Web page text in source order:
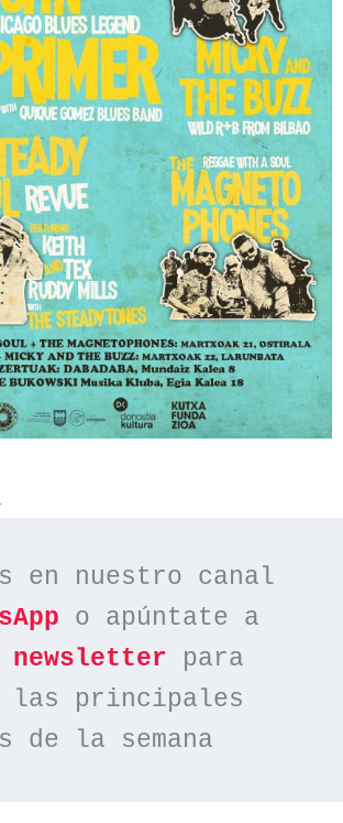
en nuestro canal
o apúntate a
newsletter para
principales
de la semana